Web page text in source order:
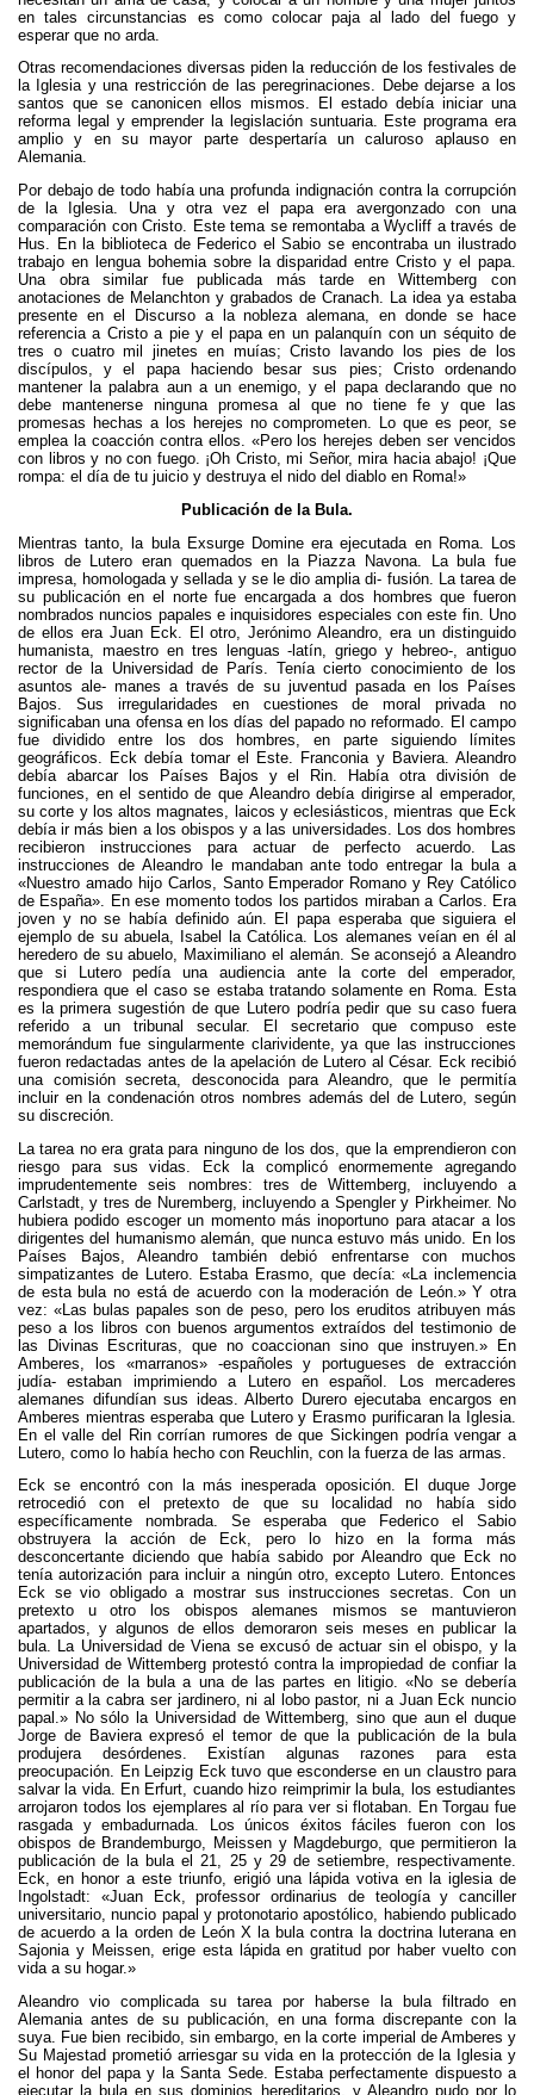
en tales circunstancias es como colocar paja al lado del fuego y
esperar que no arda.
Otras recomendaciones diversas piden la reducción de los festivales de
la Iglesia y una restricción de las peregrinaciones. Debe dejarse a los
santos que se canonicen ellos mismos. El estado debía iniciar una
reforma legal y emprender la legislación suntuaria. Este programa era
amplio y en su mayor parte despertaría un caluroso aplauso en
Alemania.
Por debajo de todo había una profunda indignación contra la corrupción
de la Iglesia. Una y otra vez el papa era avergonzado con una
comparación con Cristo. Este tema se remontaba a Wycliff a través de
Hus. En la biblioteca de Federico el Sabio se encontraba un ilustrado
trabajo en lengua bohemia sobre la disparidad entre Cristo y el papa.
Una obra similar fue publicada más tarde en Wittemberg con
anotaciones de Melanchton y grabados de Cranach. La idea ya estaba
presente en el Discurso a la nobleza alemana, en donde se hace
referencia a Cristo a pie y el papa en un palanquín con un séquito de
tres o cuatro mil jinetes en muías; Cristo lavando los pies de los
discípulos, y el papa haciendo besar sus pies; Cristo ordenando
mantener la palabra aun a un enemigo, y el papa declarando que no
debe mantenerse ninguna promesa al que no tiene fe y que las
promesas hechas a los herejes no comprometen. Lo que es peor, se
emplea la coacción contra ellos. «Pero los herejes deben ser vencidos
con libros y no con fuego. ¡Oh Cristo, mi Señor, mira hacia abajo! ¡Que
rompa: el día de tu juicio y destruya el nido del diablo en Roma!»
Publicación de la Bula.
Mientras tanto, la bula Exsurge Domine era ejecutada en Roma. Los
libros de Lutero eran quemados en la Piazza Navona. La bula fue
impresa, homologada y sellada y se le dio amplia di- fusión. La tarea de
su publicación en el norte fue encargada a dos hombres que fueron
nombrados nuncios papales e inquisidores especiales con este fin. Uno
de ellos era Juan Eck. El otro, Jerónimo Aleandro, era un distinguido
humanista, maestro en tres lenguas -latín, griego y hebreo-, antiguo
rector de la Universidad de París. Tenía cierto conocimiento de los
asuntos ale- manes a través de su juventud pasada en los Países
Bajos. Sus irregularidades en cuestiones de moral privada no
significaban una ofensa en los días del papado no reformado. El campo
fue dividido entre los dos hombres, en parte siguiendo límites
geográficos. Eck debía tomar el Este. Franconia y Baviera. Aleandro
debía abarcar los Países Bajos y el Rin. Había otra división de
funciones, en el sentido de que Aleandro debía dirigirse al emperador,
su corte y los altos magnates, laicos y eclesiásticos, mientras que Eck
debía ir más bien a los obispos y a las universidades. Los dos hombres
recibieron instrucciones para actuar de perfecto acuerdo. Las
instrucciones de Aleandro le mandaban ante todo entregar la bula a
«Nuestro amado hijo Carlos, Santo Emperador Romano y Rey Católico
de España». En ese momento todos los partidos miraban a Carlos. Era
joven y no se había definido aún. El papa esperaba que siguiera el
ejemplo de su abuela, Isabel la Católica. Los alemanes veían en él al
heredero de su abuelo, Maximiliano el alemán. Se aconsejó a Aleandro
que si Lutero pedía una audiencia ante la corte del emperador,
respondiera que el caso se estaba tratando solamente en Roma. Esta
es la primera sugestión de que Lutero podría pedir que su caso fuera
referido a un tribunal secular. El secretario que compuso este
memorándum fue singularmente clarividente, ya que las instrucciones
fueron redactadas antes de la apelación de Lutero al César. Eck recibió
una comisión secreta, desconocida para Aleandro, que le permitía
incluir en la condenación otros nombres además del de Lutero, según
su discreción.
La tarea no era grata para ninguno de los dos, que la emprendieron con
riesgo para sus vidas. Eck la complicó enormemente agregando
imprudentemente seis nombres: tres de Wittemberg, incluyendo a
Carlstadt, y tres de Nuremberg, incluyendo a Spengler y Pirkheimer. No
hubiera podido escoger un momento más inoportuno para atacar a los
dirigentes del humanismo alemán, que nunca estuvo más unido. En los
Países Bajos, Aleandro también debió enfrentarse con muchos
simpatizantes de Lutero. Estaba Erasmo, que decía: «La inclemencia
de esta bula no está de acuerdo con la moderación de León.» Y otra
vez: «Las bulas papales son de peso, pero los eruditos atribuyen más
peso a los libros con buenos argumentos extraídos del testimonio de
las Divinas Escrituras, que no coaccionan sino que instruyen.» En
Amberes, los «marranos» -españoles y portugueses de extracción
judía- estaban imprimiendo a Lutero en español. Los mercaderes
alemanes difundían sus ideas. Alberto Durero ejecutaba encargos en
Amberes mientras esperaba que Lutero y Erasmo purificaran la Iglesia.
En el valle del Rin corrían rumores de que Sickingen podría vengar a
Lutero, como lo había hecho con Reuchlin, con la fuerza de las armas.
Eck se encontró con la más inesperada oposición. El duque Jorge
retrocedió con el pretexto de que su localidad no había sido
específicamente nombrada. Se esperaba que Federico el Sabio
obstruyera la acción de Eck, pero lo hizo en la forma más
desconcertante diciendo que había sabido por Aleandro que Eck no
tenía autorización para incluir a ningún otro, excepto Lutero. Entonces
Eck se vio obligado a mostrar sus instrucciones secretas. Con un
pretexto u otro los obispos alemanes mismos se mantuvieron
apartados, y algunos de ellos demoraron seis meses en publicar la
bula. La Universidad de Viena se excusó de actuar sin el obispo, y la
Universidad de Wittemberg protestó contra la impropiedad de confiar la
publicación de la bula a una de las partes en litigio. «No se debería
permitir a la cabra ser jardinero, ni al lobo pastor, ni a Juan Eck nuncio
papal.» No sólo la Universidad de Wittemberg, sino que aun el duque
Jorge de Baviera expresó el temor de que la publicación de la bula
produjera desórdenes. Existían algunas razones para esta
preocupación. En Leipzig Eck tuvo que esconderse en un claustro para
salvar la vida. En Erfurt, cuando hizo reimprimir la bula, los estudiantes
arrojaron todos los ejemplares al río para ver si flotaban. En Torgau fue
rasgada y embadurnada. Los únicos éxitos fáciles fueron con los
obispos de Brandemburgo, Meissen y Magdeburgo, que permitieron la
publicación de la bula el 21, 25 y 29 de setiembre, respectivamente.
Eck, en honor a este triunfo, erigió una lápida votiva en la iglesia de
Ingolstadt: «Juan Eck, professor ordinarius de teología y canciller
universitario, nuncio papal y protonotario apostólico, habiendo publicado
de acuerdo a la orden de León X la bula contra la doctrina luterana en
Sajonia y Meissen, erige esta lápida en gratitud por haber vuelto con
vida a su hogar.»
Aleandro vio complicada su tarea por haberse la bula filtrado en
Alemania antes de su publicación, en una forma discrepante con la
suya. Fue bien recibido, sin embargo, en la corte imperial de Amberes y
Su Majestad prometió arriesgar su vida en la protección de la Iglesia y
el honor del papa y la Santa Sede. Estaba perfectamente dispuesto a
ejecutar la bula en sus dominios hereditarios, y Aleandro pudo por lo